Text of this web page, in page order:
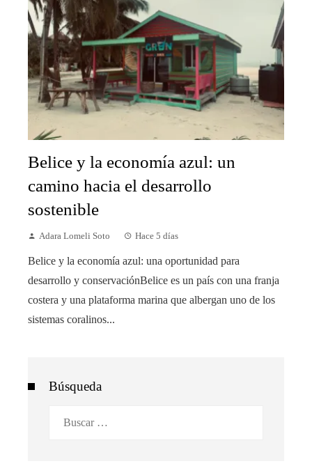
Belice y la economía azul: un
camino hacia el desarrollo
sostenible
Adara Lomeli Soto Hace 5 días
Belice y la economía azul: una oportunidad para
desarrollo y conservaciónBelice es un país con una franja
costera y una plataforma marina que albergan uno de los
sistemas coralinos...
Búsqueda